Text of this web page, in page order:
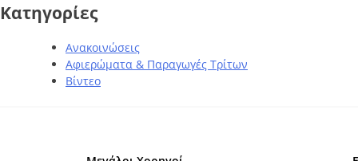
Kατηγορίες
Ανακοινώσεις
Αφιερώματα & Παραγωγές Τρίτων
Βίντεο